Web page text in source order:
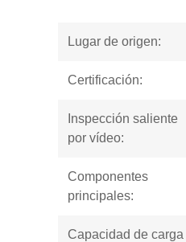
Lugar de origen:
Certificación:
Inspección saliente
por vídeo:
Componentes
principales:
Capacidad de carga